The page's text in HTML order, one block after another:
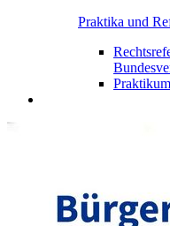
Praktika und
Praktikum